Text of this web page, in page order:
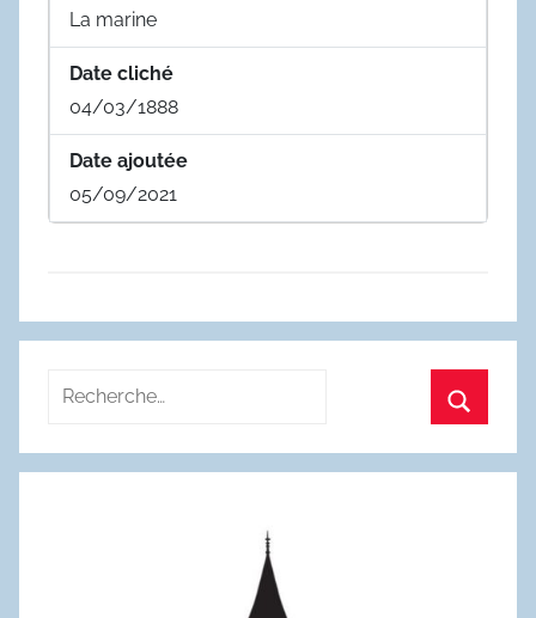
La marine
Date cliché
04/03/1888
Date ajoutée
05/09/2021
Recherche
: